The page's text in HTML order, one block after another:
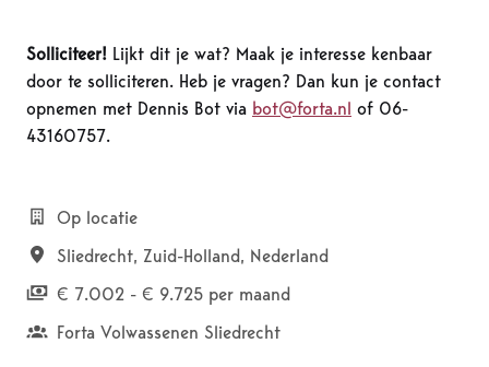
Solliciteer! Lijkt dit je wat? Maak je interesse kenbaar
door te solliciteren. Heb je vragen? Dan kun je contact
opnemen met Dennis Bot via bot@forta.nl of 06-
43160757.
Op locatie
Sliedrecht, Zuid-Holland, Nederland
€ 7.002 - € 9.725 per maand
Forta Volwassenen Sliedrecht